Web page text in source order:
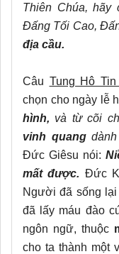
Thiên Chúa,
Đấng Tối Cao,
địa cầu.
Câu Tung Hô Tin
chọn cho ngày lễ
hình, và từ cõi
vinh quangdành
Đức Giêsu nói:
mất được. Đức
Người đã sống
đã lấy máu đào
ngôn ngữ, thuộc
cho ta thành một